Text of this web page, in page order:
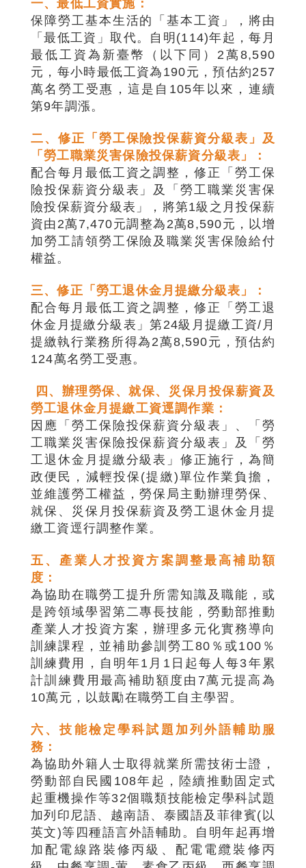
一、最低工資實施：
保障勞工基本生活的「基本工資」，將由
「最低工資」取代。自明(114)年起，每月
最低工資為新臺幣（以下同）2萬8,590
元，每小時最低工資為190元，預估約257
萬名勞工受惠，這是自105年以來，連續
第9年調漲。
二、修正「勞工保險投保薪資分級表」及
「勞工職業災害保險投保薪資分級表」：
配合每月最低工資之調整，修正「勞工保
險投保薪資分級表」及「勞工職業災害保
險投保薪資分級表」，將第1級之月投保薪
資由2萬7,470元調整為2萬8,590元，以增
加勞工請領勞工保險及職業災害保險給付
權益。
三、修正「勞工退休金月提繳分級表」：
配合每月最低工資之調整，修正「勞工退
休金月提繳分級表」第24級月提繳工資/月
提繳執行業務所得為2萬8,590元，預估約
124萬名勞工受惠。
四、辦理勞保、就保、災保月投保薪資及
勞工退休金月提繳工資逕調作業：
因應「勞工保險投保薪資分級表」、「勞
工職業災害保險投保薪資分級表」及「勞
工退休金月提繳分級表」修正施行，為簡
政便民，減輕投保(提繳)單位作業負擔，
並維護勞工權益，勞保局主動辦理勞保、
就保、災保月投保薪資及勞工退休金月提
繳工資逕行調整作業。
五、產業人才投資方案調整最高補助額
度：
為協助在職勞工提升所需知識及職能，或
是跨領域學習第二專長技能，勞動部推動
產業人才投資方案，辦理多元化實務導向
訓練課程，並補助參訓勞工80％或100％
訓練費用，自明年1月1日起每人每3年累
計訓練費用最高補助額度由7萬元提高為
10萬元，以鼓勵在職勞工自主學習。
六、技能檢定學科試題加列外語輔助服
務：
為協助外籍人士取得就業所需技術士證，
勞動部自民國108年起，陸續推動固定式
起重機操作等32個職類技能檢定學科試題
加列印尼語、越南語、泰國語及菲律賓(以
英文)等四種語言外語輔助。自明年起再增
加配電線路裝修丙級、配電電纜裝修丙